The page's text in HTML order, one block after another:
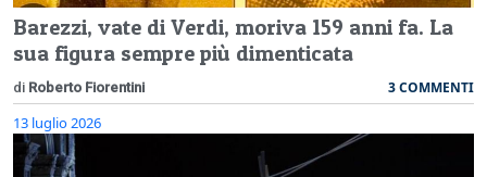
Barezzi, vate di Verdi, moriva 159 anni fa. La
sua figura sempre più dimenticata
di Roberto Fiorentini 3 COMMENTI
13 luglio 2026